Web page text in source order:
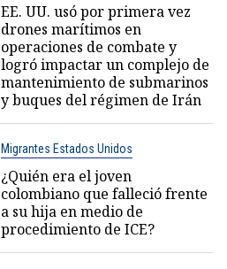
EE. UU. usó por primera vez
drones marítimos en
operaciones de combate y
logró impactar un complejo de
mantenimiento de submarinos
y buques del régimen de Irán
Migrantes Estados Unidos
¿Quién era el joven
colombiano que falleció frente
a su hija en medio de
procedimiento de ICE?